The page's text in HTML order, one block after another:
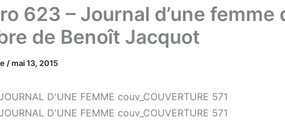
623 – Journal d’une femme
de Benoît Jacquot
/mai 13, 2015